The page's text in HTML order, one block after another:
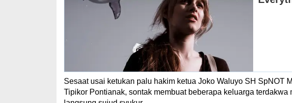
Sesaat usai ketukan palu hakim ketua Joko Waluyo SH SpNOT
Tipikor Pontianak, sontak membuat beberapa keluarga